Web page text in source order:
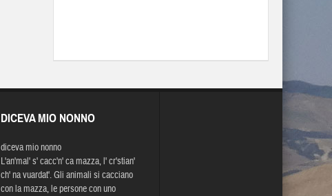
DICEVA MIO NONNO
diceva mio nonno
L'an'mal' s' cacc'n' ca mazza, l' cr'stian'
ch' na vuardat'. Gli animali si cacciano
con la mazza, le persone con uno